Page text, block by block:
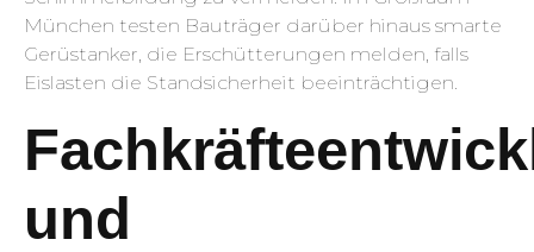
München testen Bauträger darüber hinaus smarte
Gerüstanker, die Erschütterungen melden, falls
Eislasten die Standsicherheit beeinträchtigen.
und